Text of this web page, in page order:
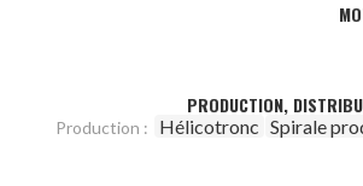
PRODUCTION,
Production : Hélicotronc Spirale